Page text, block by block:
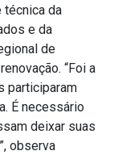
técnica da
e da
de
“Foi a
participaram
É necessário
deixar suas
observa